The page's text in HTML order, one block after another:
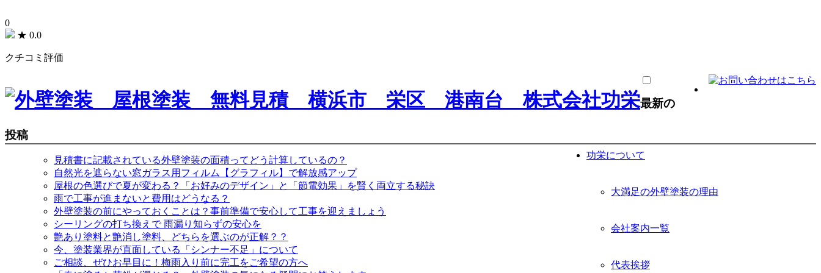
0
★ 0.0
クチコミ評価
功栄について
大満足の外壁塗装の理由
会社案内一覧
代表挨拶
最新の
投稿
見積書に記載されている外壁塗装の面積ってどう計算しているの？
自然光を遮らない窓ガラス用フィルム【グラフィル】で解放感アップ
屋根の色選びで夏が変わる？「お好みのデザイン」と「節電効果」を賢く両立する秘訣
雨で工事が進まないと費用はどうなる？
外壁塗装の前にやっておくことは？事前準備で安心して工事を迎えましょう
シーリングの打ち換えで 雨漏り知らずの安心を
艶あり塗料と艶消し塗料、どちらを選ぶのが正解？？
今、塗装業界が直面している「シンナー不足」について
ご相談、ぜひお早目に！梅雨入り前に完工をご希望の方へ